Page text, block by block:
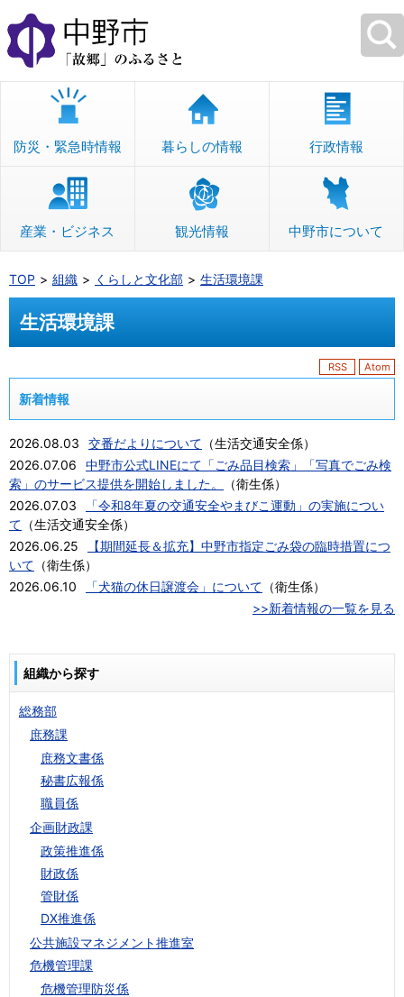
本
文
へ
移
防災・緊急時情報 暮らしの情報 行政情報
産業・ビジネス 観光情報 中野市について
TOP 組織 くらしと文化部 生活環境課
生活環境課
RSS Atom
新着情報
2026.08.03 交番だよりについて （生活交通安全係）
2026.07.06
中野市公式LINEにて「ごみ品目検索」「写真でごみ検
索」のサービス提供を開始しました。
（衛生係）
2026.07.03
「令和8年夏の交通安全やまびこ運動」の実施につい
て （生活交通安全係）
2026.06.25
【期間延長＆拡充】中野市指定ごみ袋の臨時措置につ
いて （衛生係）
2026.06.10
「犬猫の休日譲渡会」について （衛生係）
>>新着情報の一覧を見る
組織から探す
総務部
庶務課
庶務文書係
秘書広報係
職員係
企画財政課
政策推進係
財政係
管財係
DX推進係
公共施設マネジメント推進室
危機管理課
危機管理防災係